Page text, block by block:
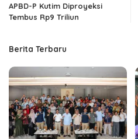
APBD-P Kutim Diproyeksi
Tembus Rp9 Triliun
Berita Terbaru